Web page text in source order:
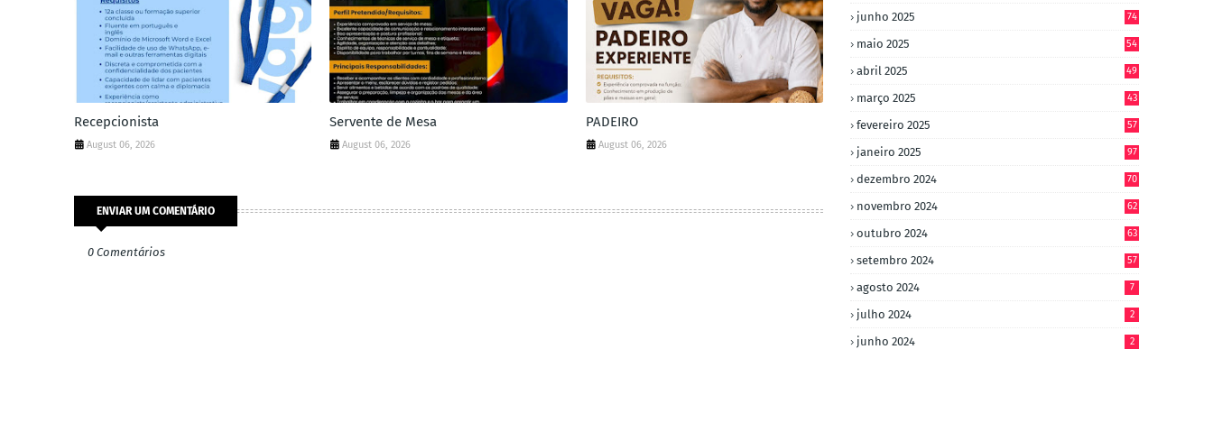
Recepcionista
August 06, 2026
Servente de Mesa
August 06, 2026
PADEIRO
August 06, 2026
ENVIAR UM COMENTÁRIO
0 Comentários
junho 2025 74
maio 2025 54
abril 2025 49
março 2025 43
fevereiro 2025 57
janeiro 2025 97
dezembro 2024 70
novembro 2024 62
outubro 2024 63
setembro 2024 57
agosto 2024 7
julho 2024 2
junho 2024 2